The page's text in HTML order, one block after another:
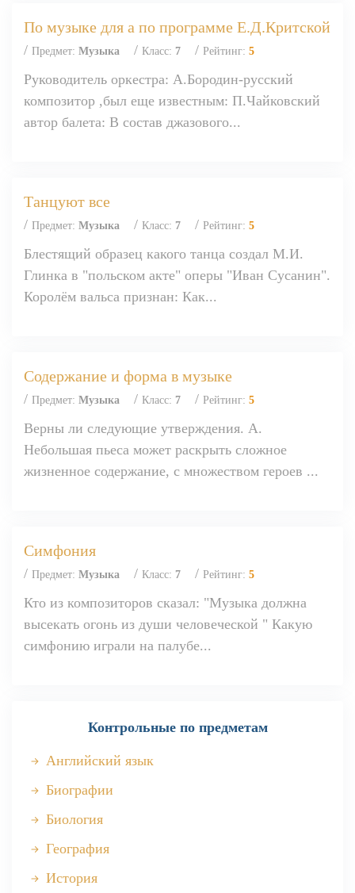
По музыке для а по программе Е.Д.Критской
/ Предмет: Музыка / Класс: 7 / Рейтинг: 5
Руководитель оркестра: А.Бородин-русский
композитор ,был еще известным: П.Чайковский
автор балета: В состав джазового...
Танцуют все
/ Предмет: Музыка / Класс: 7 / Рейтинг: 5
Блестящий образец какого танца создал М.И.
Глинка в "польском акте" оперы "Иван Сусанин".
Королём вальса признан: Как...
Содержание и форма в музыке
/ Предмет: Музыка / Класс: 7 / Рейтинг: 5
Верны ли следующие утверждения. А.
Небольшая пьеса может раскрыть сложное
жизненное содержание, с множеством героев ...
Симфония
/ Предмет: Музыка / Класс: 7 / Рейтинг: 5
Кто из композиторов сказал: "Музыка должна
высекать огонь из души человеческой " Какую
симфонию играли на палубе...
Контрольные по предметам
Английский язык
Биографии
Биология
География
История